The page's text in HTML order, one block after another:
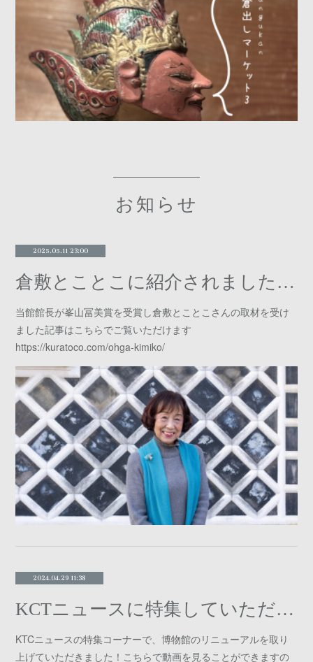
お知らせ
2025.05.11 23:00
倉敷とことこに紹介されました「峯山冨美賞受賞」
当館館長が峯山冨美賞を受賞し倉敷とことこさんの取材を受け
ました記事はこちらでご覧いただけます
https://kuratoco.com/ohga-kimiko/
2024.04.29 11:38
KCTニュースに特集していただきました
KTCニュースの特集コーナーで、博物館のリニューアルを取り
上げていただきました！こちらで動画を見ることができますの